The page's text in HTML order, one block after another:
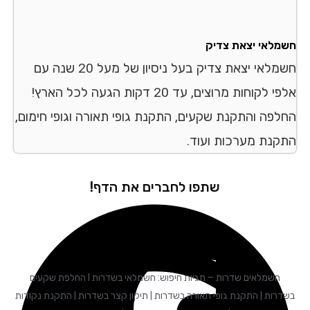
יצאת צדיק
חשמלאי יצאת צדיק בעל ניסיון של מעל 20 שנה עם
אלפי לקוחות מרוצים, עד 20 דקות הגעה לכל הארץ!
והתקנת שקעים, התקנת גופי תאורה וגופי חימום,
מערכות ועוד.
שתפו לחברים את הדף!
חשמלאים שדרות – תגיות חיפוש: חשמלאי בשדרות I החלפת שקעים
| התקנת גופי תאורה בשדרות | תיקון קצר בשדרות | התקנת נקודות